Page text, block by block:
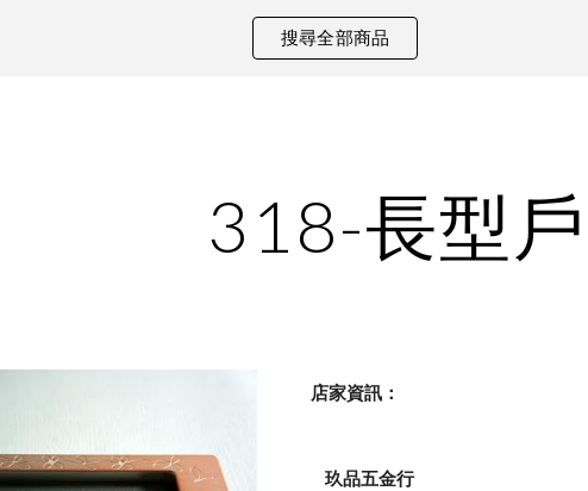
搜尋全部商品
318-長型
    店家資訊：
玖品五金行